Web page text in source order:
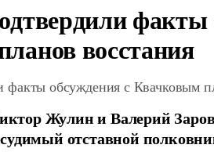
факты
восстания
факты обсуждения с Квачковым
Жулин и Валерий
отставной